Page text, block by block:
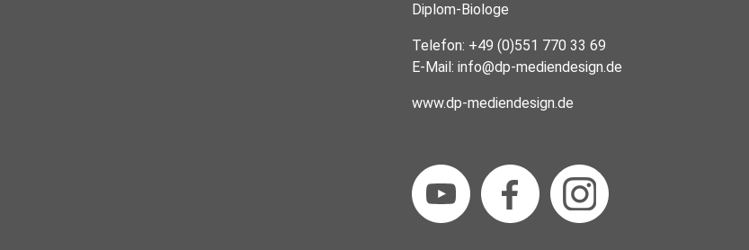
Diplom-Biologe
Telefon: +49 (0)551 770 33 69
E-Mail: info@dp-mediendesign.de
www.dp-mediendesign.de